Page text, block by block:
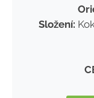
Složení: